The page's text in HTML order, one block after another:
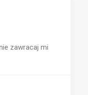
zawracaj mi